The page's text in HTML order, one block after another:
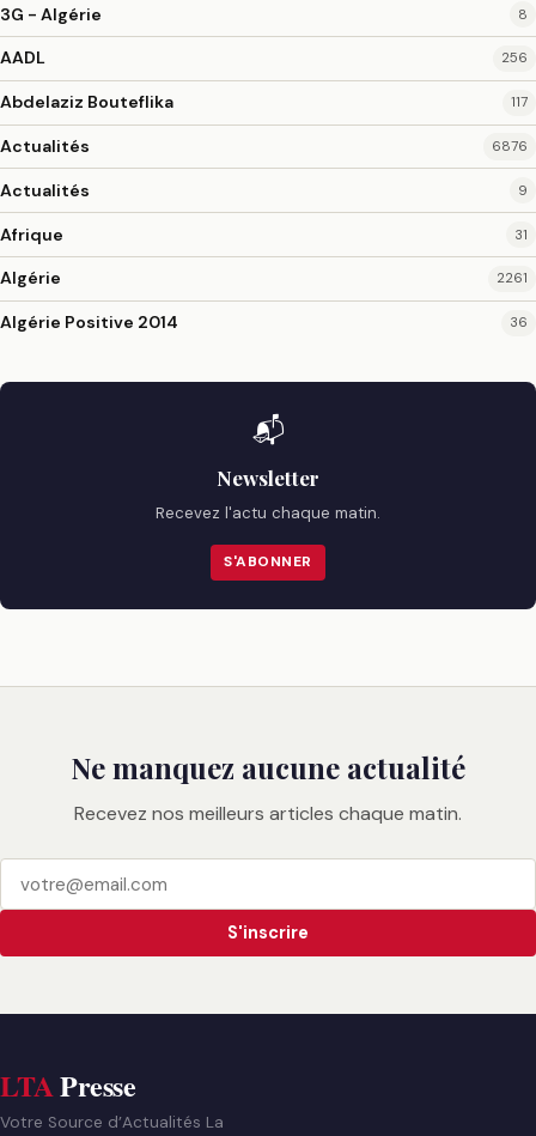
3G - Algérie 8
AADL 256
Abdelaziz Bouteflika 117
Actualités 6876
Actualités 9
Afrique 31
Algérie 2261
Algérie Positive 2014 36
📬
Newsletter
Recevez l'actu chaque matin.
S'ABONNER
Ne manquez aucune actualité
Recevez nos meilleurs articles chaque matin.
S'inscrire
LTAPresse
Votre Source d’Actualités La